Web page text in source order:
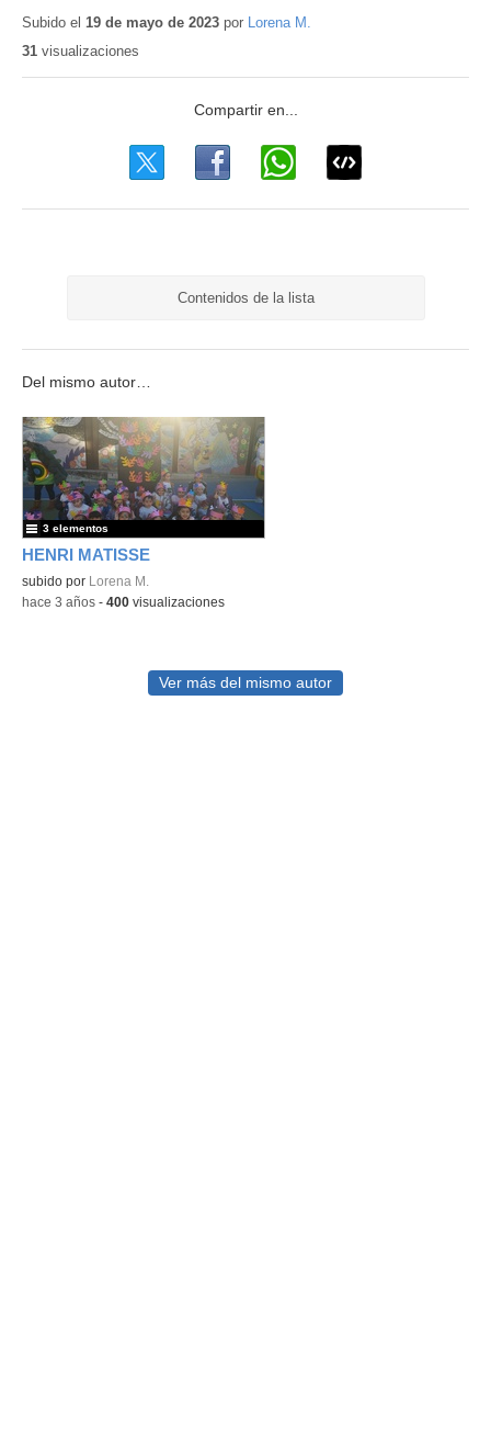
Subido el 19 de mayo de 2023 por
Lorena M.
31 visualizaciones
Contenidos de la lista
Del mismo autor…
HENRI MATISSE
subido por Lorena M.
3 elementos
-hace 3 años - 400 visualizaciones
Ver más del mismo autor